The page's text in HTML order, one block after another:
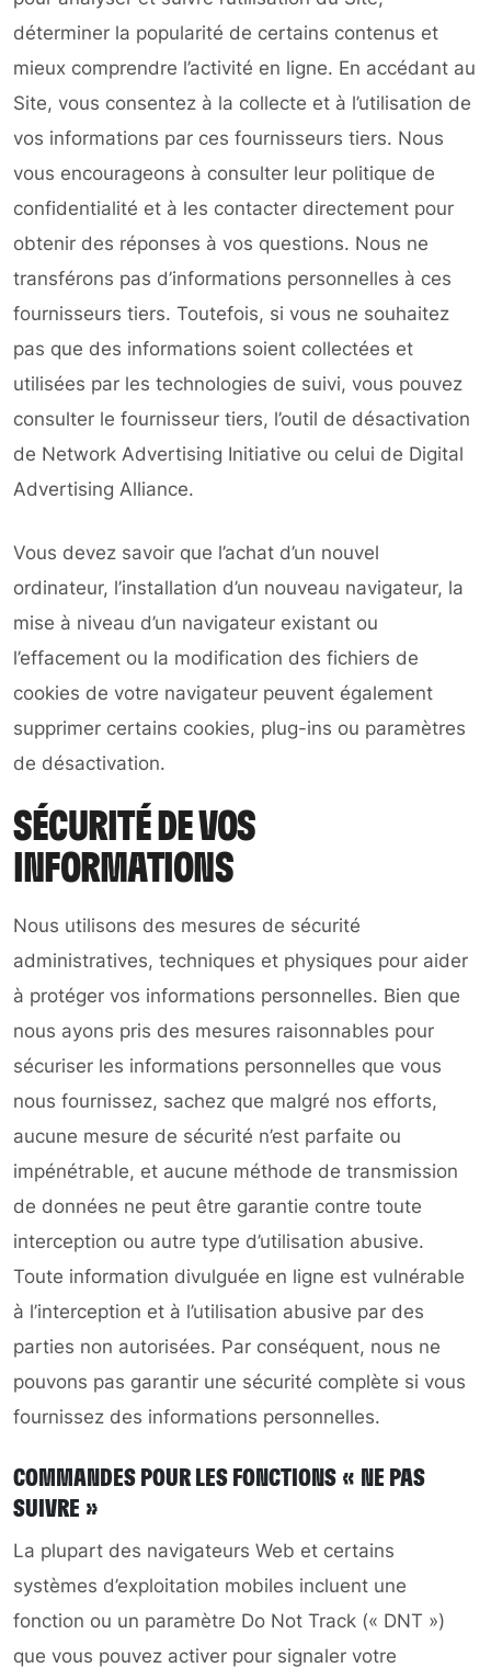
déterminer la popularité de certains contenus et
mieux comprendre l’activité en ligne. En accédant au
Site, vous consentez à la collecte et à l’utilisation de
vos informations par ces fournisseurs tiers. Nous
vous encourageons à consulter leur politique de
confidentialité et à les contacter directement pour
obtenir des réponses à vos questions. Nous ne
transférons pas d’informations personnelles à ces
fournisseurs tiers. Toutefois, si vous ne souhaitez
pas que des informations soient collectées et
utilisées par les technologies de suivi, vous pouvez
consulter le fournisseur tiers, l’outil de désactivation
de Network Advertising Initiative ou celui de Digital
Advertising Alliance.
Vous devez savoir que l’achat d’un nouvel
ordinateur, l’installation d’un nouveau navigateur, la
mise à niveau d’un navigateur existant ou
l’effacement ou la modification des fichiers de
cookies de votre navigateur peuvent également
supprimer certains cookies, plug-ins ou paramètres
de désactivation.
SÉCURITÉ DE VOS
INFORMATIONS
Nous utilisons des mesures de sécurité
administratives, techniques et physiques pour aider
à protéger vos informations personnelles. Bien que
nous ayons pris des mesures raisonnables pour
sécuriser les informations personnelles que vous
nous fournissez, sachez que malgré nos efforts,
aucune mesure de sécurité n’est parfaite ou
impénétrable, et aucune méthode de transmission
de données ne peut être garantie contre toute
interception ou autre type d’utilisation abusive.
Toute information divulguée en ligne est vulnérable
à l’interception et à l’utilisation abusive par des
parties non autorisées. Par conséquent, nous ne
pouvons pas garantir une sécurité complète si vous
fournissez des informations personnelles.
COMMANDES POUR LES FONCTIONS « NE PAS
SUIVRE »
La plupart des navigateurs Web et certains
systèmes d’exploitation mobiles incluent une
fonction ou un paramètre Do Not Track (« DNT »)
que vous pouvez activer pour signaler votre